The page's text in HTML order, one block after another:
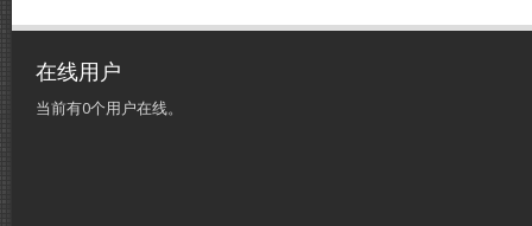
在线用户
当前有0个用户在线。